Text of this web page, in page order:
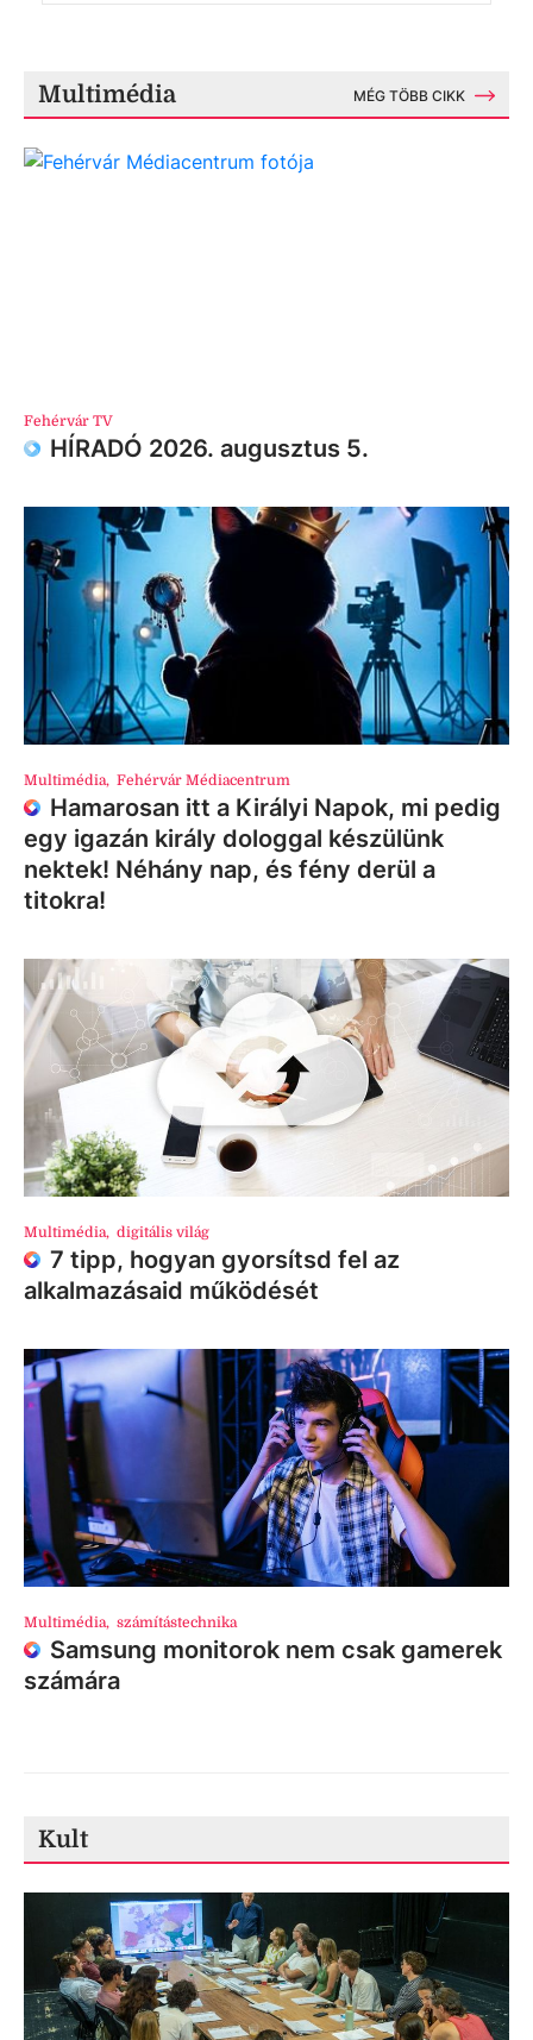
Multimédia MÉG TÖBB CIKK
Fehérvár TV
HÍRADÓ 2026. augusztus 5.
Multimédia, Fehérvár Médiacentrum
Hamarosan itt a Királyi Napok, mi pedig
egy igazán király dologgal készülünk
nektek! Néhány nap, és fény derül a
titokra!
Multimédia, digitális világ
7 tipp, hogyan gyorsítsd fel az
alkalmazásaid működését
Multimédia, számítástechnika
Samsung monitorok nem csak gamerek
számára
Kult